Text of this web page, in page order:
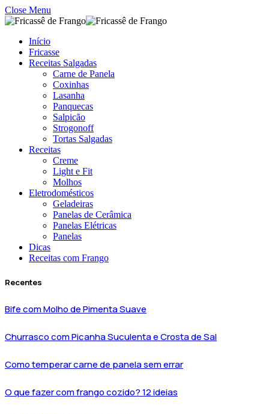
Close Menu
Início
Fricasse
Receitas Salgadas
Carne de Panela
Coxinhas
Lasanha
Panquecas
Salpicão
Strogonoff
Tortas Salgadas
Receitas
Creme
Light e Fit
Molhos
Eletrodomésticos
Geladeiras
Panelas de Cerâmica
Panelas Elétricas
Panelas
Dicas
Receitas com Frango
Recentes
Bife com Molho de Pimenta Suave
Churrasco com Picanha Suculenta e Crosta de Sal
Como temperar carne de panela sem errar
O que fazer com frango cozido? 12 ideias